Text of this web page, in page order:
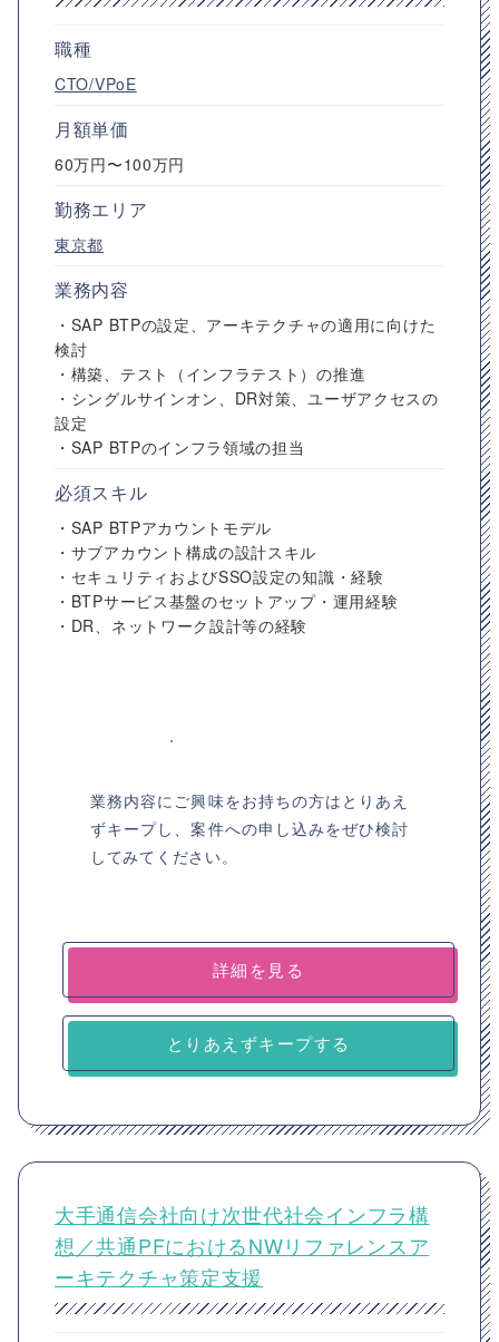
職種
CTO/VPoE
月額単価
60万円〜100万円
勤務エリア
東京都
業務内容
・SAP BTPの設定、アーキテクチャの適用に向けた
検討
・構築、テスト（インフラテスト）の推進
・シングルサインオン、DR対策、ユーザアクセスの
設定
・SAP BTPのインフラ領域の担当
必須スキル
・SAP BTPアカウントモデル
・サブアカウント構成の設計スキル
・セキュリティおよびSSO設定の知識・経験
・BTPサービス基盤のセットアップ・運用経験
・DR、ネットワーク設計等の経験
業務内容にご興味をお持ちの方はとりあえ
ずキープし、案件への申し込みをぜひ検討
してみてください。
詳細を見る
とりあえずキープする
大手通信会社向け次世代社会インフラ構
想／共通PFにおけるNWリファレンスア
ーキテクチャ策定支援